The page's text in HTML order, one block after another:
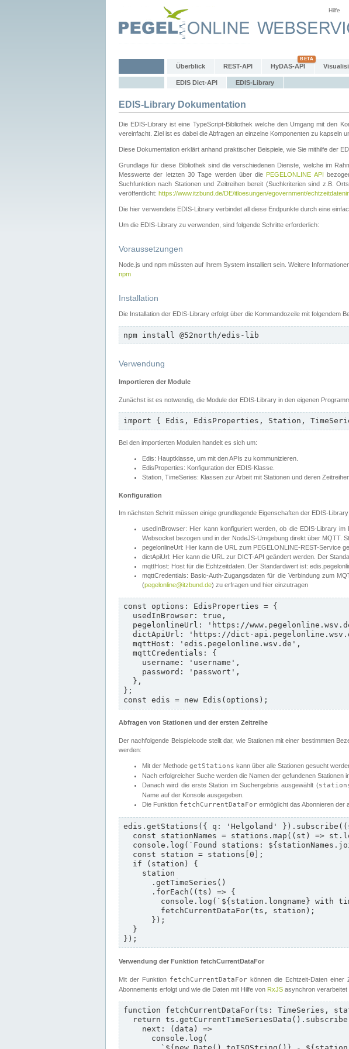
Hilfe
Überblick REST-API HyDAS-API
EDIS Dict-API EDIS-Library
EDIS-Library Dokumentation
Die EDIS-Library ist eine TypeScript-Bibliothek welche den Umgang mit den
vereinfacht. Ziel ist es dabei die Abfragen an einzelne Komponenten zu kapseln
Diese Dokumentation erklärt anhand praktischer Beispiele, wie Sie mithilfe der
Grundlage für diese Bibliothek sind die verschiedenen Dienste, welche im
Messwerte der letzten 30 Tage werden über die PEGELONLINE API
Suchfunktion nach Stationen und Zeitreihen bereit (Suchkriterien sind z.B.
veröffentlicht: https://www.itzbund.de/DE/itloesungen/egovernment/
Die hier verwendete EDIS-Library verbindet all diese Endpunkte durch eine
Um die EDIS-Library zu verwenden, sind folgende Schritte erforderlich:
Voraussetzungen
Node.js und npm müssten auf Ihrem System installiert sein. Weitere
npm
Installation
Die Installation der EDIS-Library erfolgt über die Kommandozeile mit folgendem
npm install @52north/edis-lib
Verwendung
Importieren der Module
Zunächst ist es notwendig, die Module der EDIS-Library in den eigenen
import { Edis, EdisProperties, Station,
Bei den importierten Modulen handelt es sich um:
Edis: Hauptklasse, um mit den APIs zu kommunizieren.
EdisProperties: Konfiguration der EDIS-Klasse.
Station, TimeSeries: Klassen zur Arbeit mit Stationen und deren
Konfiguration
Im nächsten Schritt müssen einige grundlegende Eigenschaften der EDIS-
usedInBrowser: Hier kann konfiguriert werden, ob die EDIS-Library
Websocket bezogen und in der NodeJS-Umgebung direkt über MQTT.
pegelonlineUrl: Hier kann die URL zum PEGELONLINE-REST-Service
dictApiUrl: Hier kann die URL zur DICT-API geändert werden. Der
mqttHost: Host für die Echtzeitdaten. Der Standardwert ist:
mqttCredentials: Basic-Auth-Zugangsdaten für die Verbindung zum
(pegelonline@itzbund.de) zu erfragen und hier einzutragen
const options: EdisProperties = {
};
const edis = new Edis(options);
Abfragen von Stationen und der ersten Zeitreihe
Der nachfolgende Beispielcode stellt dar, wie Stationen mit einer bestimmten
werden:
Mit der Methode getStations kann über alle Stationen gesucht
Nach erfolgreicher Suche werden die Namen der gefundenen Stationen
Danach wird die erste Station im Suchergebnis ausgewählt (
Name auf der Konsole ausgegeben.
Die Funktion fetchCurrentDataFor ermöglicht das Abonnieren der
edis.getStations({ q: 'Helgoland'
});
Verwendung der Funktion fetchCurrentDataFor
Mit der Funktion fetchCurrentDataFor können die Echtzeit-Daten einer
Abonnements erfolgt und wie die Daten mit Hilfe von RxJS asynchron verarbeitet
function fetchCurrentDataFor(ts: TimeSeries,